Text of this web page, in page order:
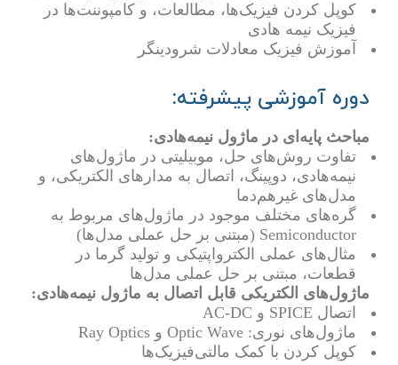
کوپل کردن فیزیک‌ها، مطالعات، و کامپوننتها در
فیزیک‌ نیمه هادی
آموزش فیزیک معادلات شرودینگر
دوره آموزشی پیشرفته:
مباحث پایه‌ای در ماژول نیمه‌هادی:
تفاوت روش‌های حل، موبیلیتی در ماژول‌های
نیمه‌هادی، دوپینگ، اتصال به مدارهای الکتریکی، و
مدل‌های غیرهم‌دما
گره‌های مختلف موجود در ماژول‌های مربوط به
Semiconductor (مبتنی بر حل عملی مدل‌ها)
مثال‌های عملی الکترواپتیکی و تولید گرما در
قطعات، مبتنی بر حل عملی مدل‌ها
ماژول‌های الکتریکی قابل اتصال به ماژول نیمه‌هادی:
اتصال SPICE و AC-DC
ماژول‌های نوری: Optic Wave و Ray Optics
کوپل کردن با کمک مالتی‌فیزیک‌ها